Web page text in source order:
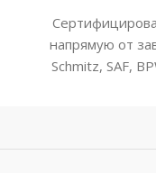
напрямую от
Schmitz, SAF,